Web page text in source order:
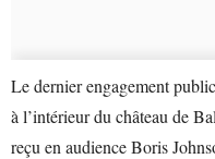
Le dernier engagement
à l’intérieur du château de
reçu en audience Boris